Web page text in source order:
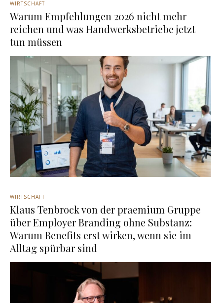
WIRTSCHAFT
Warum Empfehlungen 2026 nicht mehr
reichen und was Handwerksbetriebe jetzt
tun müssen
WIRTSCHAFT
Klaus Tenbrock von der praemium Gruppe
über Employer Branding ohne Substanz:
Warum Benefits erst wirken, wenn sie im
Alltag spürbar sind